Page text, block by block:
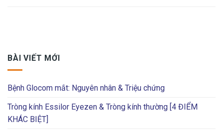
BÀI VIẾT MỚI
Bệnh Glocom mắt: Nguyên nhân & Triệu chứng
Tròng kính Essilor Eyezen & Tròng kính thường [4 ĐIỂM
KHÁC BIỆT]